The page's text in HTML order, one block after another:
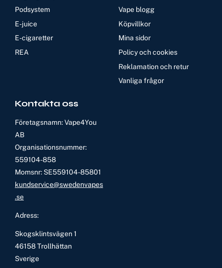
Podsystem
E-juice
E-cigaretter
REA
Vape blogg
Köpvillkor
Mina sidor
Policy och cookies
Reklamation och retur
Vanliga frågor
Kontakta oss
Företagsnamn: Vape4You
AB
Organisationsnummer:
559104-858
Momsnr: SE559104-85801
kundservice@swedenvapes
.se
Adress:
Skogsklintsvägen 1
46158 Trollhättan
Sverige